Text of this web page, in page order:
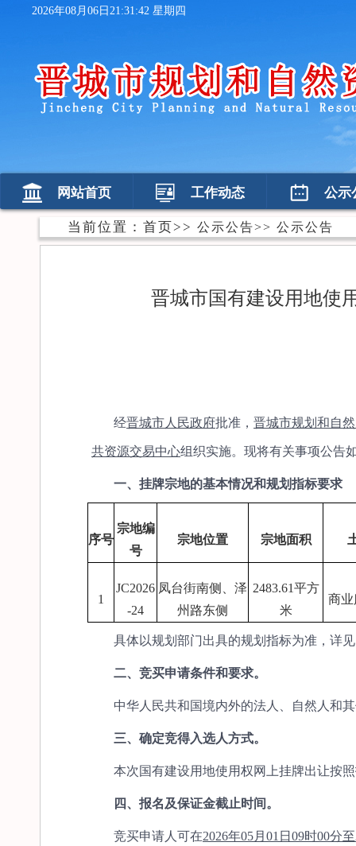
2026年08月06日21:31:42 星期四
网站首页 工作动态 公示
当前位置： 首页>> 公示公告>> 公示公告
晋城市国有建设用地使
经晋城市人民政府批准， 晋城市规划和自
共资源交易中心组织实施。现将有关事项公告
一、挂牌宗地的基本情况和规划指标要求
序号
宗地编
号
宗地位置 宗地面积
1
JC2026
-24
凤台街南侧、泽
州路东侧
2483.61平方
米
商
具体以规划部门出具的规划指标为准，详
二、竞买申请条件和要求。
中华人民共和国境内外的法人、自然人和
三、确定竞得入选人方式。
本次国有建设用地使用权网上挂牌出让按
四、报名及保证金截止时间。
竞买申请人可在2026年05月01日09时00分